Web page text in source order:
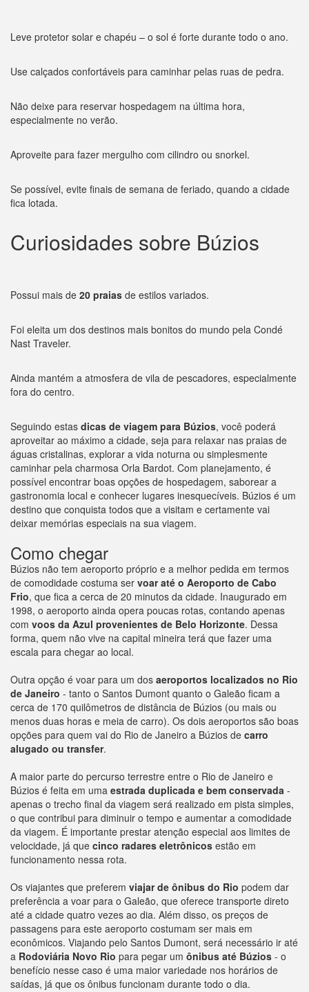
Leve protetor solar e chapéu – o sol é forte durante todo o ano.
Use calçados confortáveis para caminhar pelas ruas de pedra.
Não deixe para reservar hospedagem na última hora,
especialmente no verão.
Aproveite para fazer mergulho com cilindro ou snorkel.
Se possível, evite finais de semana de feriado, quando a cidade
fica lotada.
Curiosidades sobre Búzios
Possui mais de 20 praias de estilos variados.
Foi eleita um dos destinos mais bonitos do mundo pela Condé
Nast Traveler.
Ainda mantém a atmosfera de vila de pescadores, especialmente
fora do centro.
Seguindo estas dicas de viagem para Búzios, você poderá
aproveitar ao máximo a cidade, seja para relaxar nas praias de
águas cristalinas, explorar a vida noturna ou simplesmente
caminhar pela charmosa Orla Bardot. Com planejamento, é
possível encontrar boas opções de hospedagem, saborear a
gastronomia local e conhecer lugares inesquecíveis. Búzios é um
destino que conquista todos que a visitam e certamente vai
deixar memórias especiais na sua viagem.
Como chegar
Búzios não tem aeroporto próprio e a melhor pedida em termos
de comodidade costuma ser voar até o Aeroporto de Cabo
Frio, que fica a cerca de 20 minutos da cidade. Inaugurado em
1998, o aeroporto ainda opera poucas rotas, contando apenas
com voos da Azul provenientes de Belo Horizonte. Dessa
forma, quem não vive na capital mineira terá que fazer uma
escala para chegar ao local.
Outra opção é voar para um dos aeroportos localizados no Rio
de Janeiro - tanto o Santos Dumont quanto o Galeão ficam a
cerca de 170 quilômetros de distância de Búzios (ou mais ou
menos duas horas e meia de carro). Os dois aeroportos são boas
opções para quem vai do Rio de Janeiro a Búzios de carro
alugado ou transfer.
A maior parte do percurso terrestre entre o Rio de Janeiro e
Búzios é feita em uma estrada duplicada e bem conservada -
apenas o trecho final da viagem será realizado em pista simples,
o que contribui para diminuir o tempo e aumentar a comodidade
da viagem. É importante prestar atenção especial aos limites de
velocidade, já que cinco radares eletrônicos estão em
funcionamento nessa rota.
Os viajantes que preferem viajar de ônibus do Rio podem dar
preferência a voar para o Galeão, que oferece transporte direto
até a cidade quatro vezes ao dia. Além disso, os preços de
passagens para este aeroporto costumam ser mais em
econômicos. Viajando pelo Santos Dumont, será necessário ir até
a Rodoviária Novo Rio para pegar um ônibus até Búzios - o
benefício nesse caso é uma maior variedade nos horários de
saídas, já que os ônibus funcionam durante todo o dia.